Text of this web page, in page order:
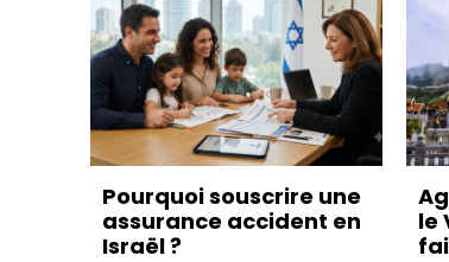
Pourquoi souscrire une
assurance accident en
Israël ?
le